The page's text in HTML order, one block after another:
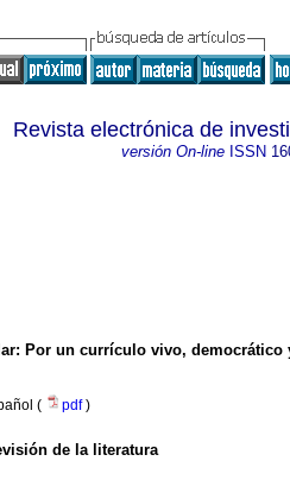
Revista electrónica de
versión On-line ISSN
: Por un currículo vivo, democrático
( pdf)
de la literatura